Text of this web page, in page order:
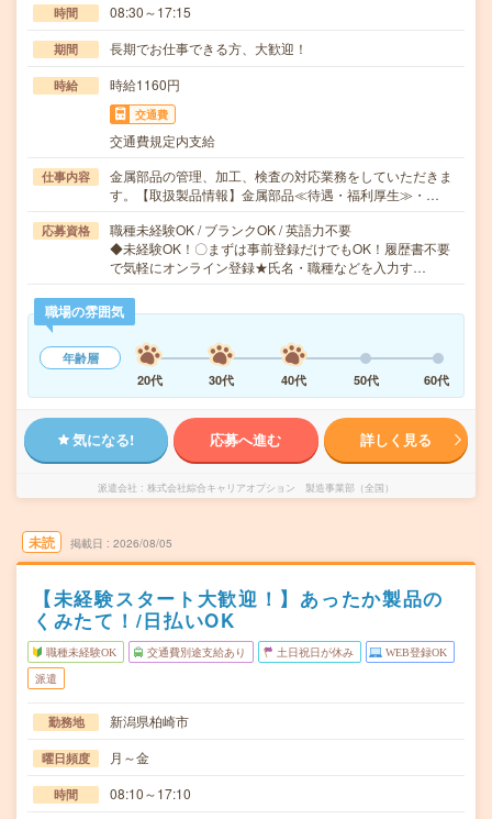
時間 08:30～17:15
期間 長期でお仕事できる方、大歓迎！
時給 時給1160円
交通費
交通費規定内支給
仕事内容
金属部品の管理、加工、検査の対応業務をしていただきま
す。【取扱製品情報】金属部品≪待遇・福利厚生≫・…
応募資格
職種未経験OK / ブランクOK / 英語力不要
◆未経験OK！〇まずは事前登録だけでもOK！履歴書不要
で気軽にオンライン登録★氏名・職種などを入力す…
職場の雰囲気
年齢層
20代
30代 40代 50代 60代
気になる! 応募へ進む 詳しく見る
派遣会社 株式会社綜合キャリアオプション 製造事業部（全国）
未読 掲載日 2026/08/05
【未経験スタート大歓迎！】あったか製品の
くみたて！/日払いOK
職種未経験OK 交通費別途支給あり 土日祝日が休み WEB登録OK
派遣
勤務地 新潟県柏崎市
曜日頻度 月～金
時間 08:10～17:10